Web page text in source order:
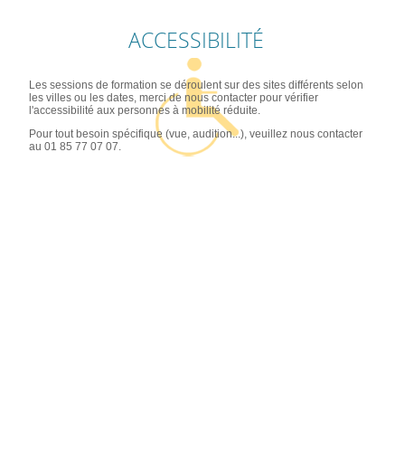
ACCESSIBILITÉ
Les sessions de formation se déroulent sur des sites différents selon
les villes ou les dates, merci de nous contacter pour vérifier
l'accessibilité aux personnes à mobilité réduite.
Pour tout besoin spécifique (vue, audition...), veuillez nous contacter
au 01 85 77 07 07.